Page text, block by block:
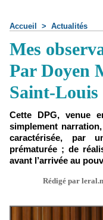
Accueil > Actualités
Mes
Par Doyen
Saint-Louis
Cette DPG, venue
simplement
caractérisée, par
prématurée ; de
avant l’arrivée au
Rédigé par